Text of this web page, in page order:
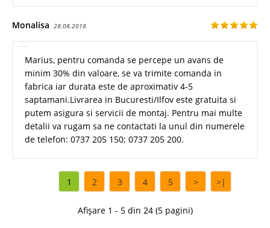
Monalisa 28.08.2018
Marius, pentru comanda se percepe un avans de
minim 30% din valoare, se va trimite comanda in
fabrica iar durata este de aproximativ 4-5
saptamani.Livrarea in Bucuresti/Ilfov este gratuita si
putem asigura si servicii de montaj. Pentru mai multe
detalii va rugam sa ne contactati la unul din numerele
de telefon: 0737 205 150; 0737 205 200.
1 2 3 4 5 > >|
Afișare 1 - 5 din 24 (5 pagini)